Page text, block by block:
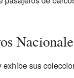
sus